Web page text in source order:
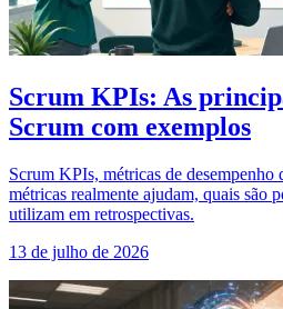
Scrum KPIs: As
Scrum com exemplos
Scrum KPIs, métricas de desempenho
métricas realmente ajudam, quais são
utilizam em retrospectivas.
13 de julho de 2026